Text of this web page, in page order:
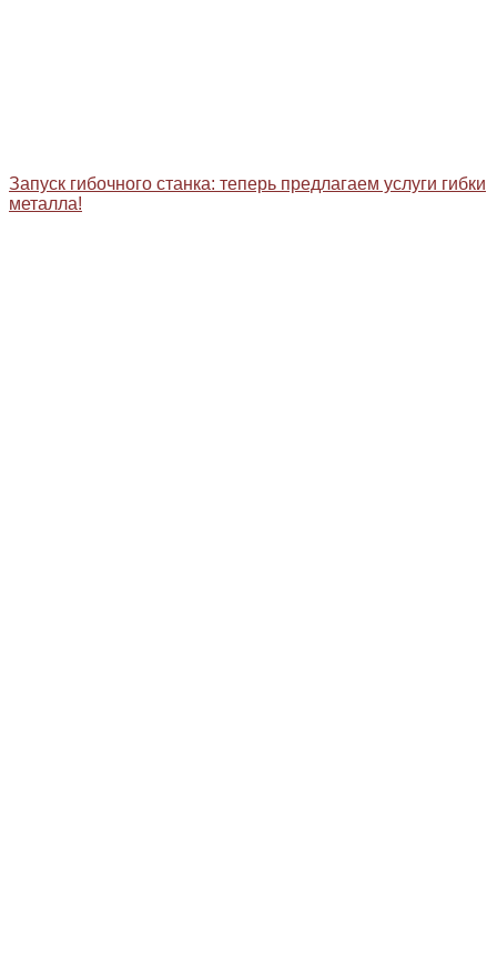
Запуск гибочного станка: теперь предлагаем услуги гибки
металла!